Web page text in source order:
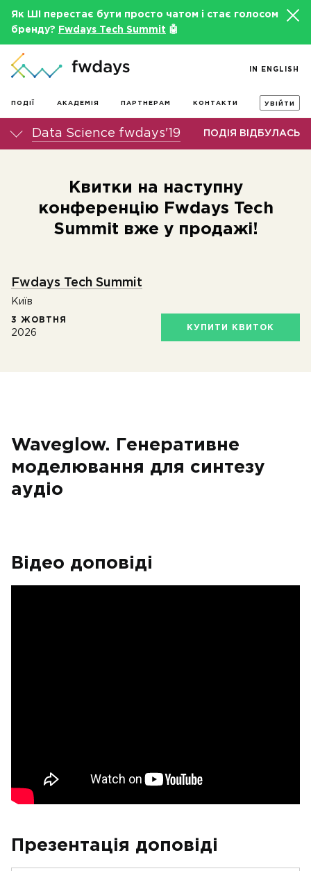
Як ШІ перестає бути просто чатом і стає голосом
бренду?
Fwdays Tech Summit 🤖
ПОДІЇ АКАДЕМІЯ ПАРТНЕРАМ КОНТАКТИ УВІЙТИ
IN ENGLISH
Data Science fwdays'19 ПОДІЯ ВІДБУЛАСЬ
Квитки на наступну
конференцію Fwdays Tech
Summit вже у продажі!
Fwdays Tech Summit
Київ
3 ЖОВТНЯ
2026
КУПИТИ КВИТОК
Waveglow. Генеративне
моделювання для синтезу
аудіо
Відео доповіді
Презентація доповіді